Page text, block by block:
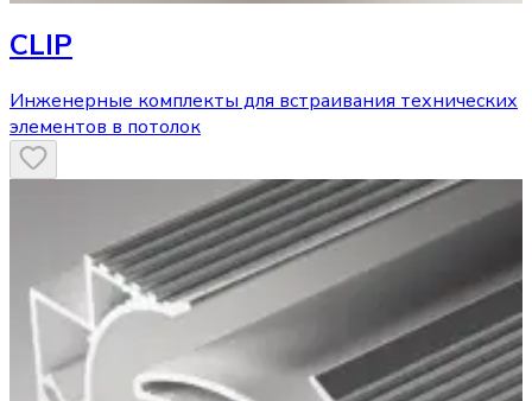
CLIP
Инженерные комплекты для встраивания технических
элементов в потолок